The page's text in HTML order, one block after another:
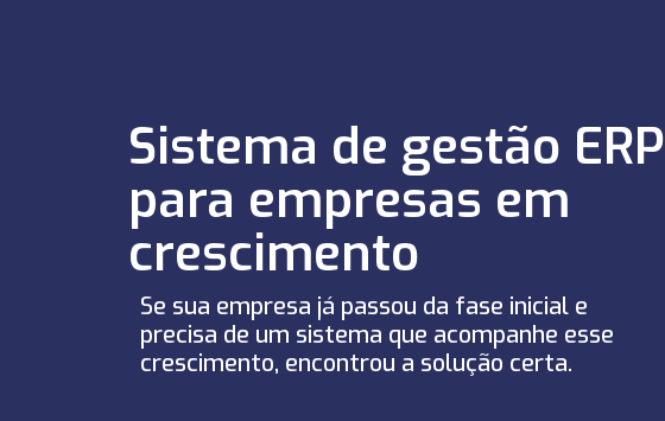
Sistema de gestão ERP
para empresas em
crescimento
Se sua empresa já passou da fase inicial e
precisa de um sistema que acompanhe esse
crescimento, encontrou a solução certa.